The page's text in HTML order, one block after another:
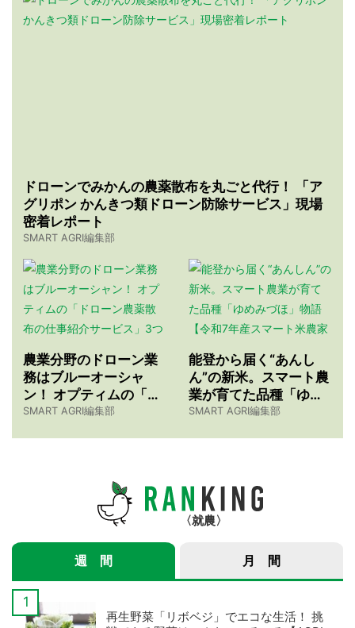
ドローンでみかんの農薬散布を丸ごと代行！ 「ア
グリポン かんきつ類ドローン防除サービス」現場
密着レポート
SMART AGRI編集部
農業分野のドローン業
務はブルーオーシャ
ン！ オプティムの「ド
ローン農薬散布の仕事
SMART AGRI編集部
能登から届く“あんし
ん”の新米。スマート農
業が育てた品種「ゆめ
みづほ」物語 【令和7
SMART AGRI編集部
就農
週 間 月 間
再生野菜「リボベジ」でエコな生活！ 挑